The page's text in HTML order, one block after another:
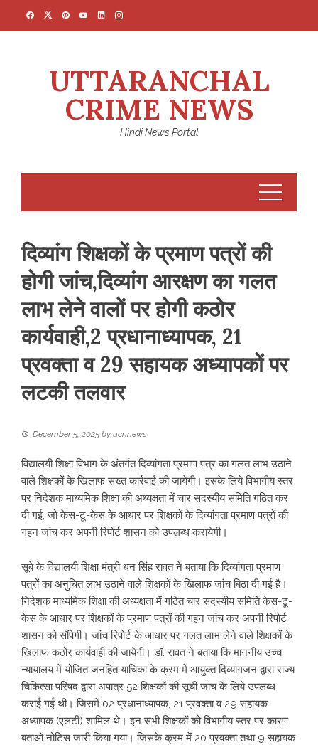
UTTARANCHAL
CRIME NEWS
Hindi News Portal
दिव्यांग शिक्षकों के प्रमाण पत्रों की
होगी जांच,दिव्यांग आरक्षण का गलत
लाभ लेने वालों पर होगी कठोर
कार्यवाही,2 प्रधानाध्यापक, 21
प्रवक्ता व 29 सहायक अध्यापकों पर
लटकी तलवार
December 5, 2025 by ucnnews
विद्यालयी शिक्षा विभाग के अंतर्गत दिव्यांगता प्रमाण पत्र का गलत लाभ उठाने
वाले शिक्षकों के खिलाफ सख्त कार्रवाई की जायेगी। इसके लिये विभागीय स्तर
पर निदेशक माध्यमिक शिक्षा की अध्यक्षता में चार सदस्यीय समिति गठित कर
दी गई, जो केस-टू-केस के आधार पर शिक्षकों के दिव्यांगता प्रमाण पत्रों की
गहन जांच कर अपनी रिपोर्ट शासन को उपलब्ध करायेगी।
सूबे के विद्यालयी शिक्षा मंत्री धन सिंह रावत ने बताया कि दिव्यांगता प्रमाण
पत्रों का अनुचित लाभ उठाने वाले शिक्षकों के खिलाफ जांच बिठा दी गई है।
निदेशक माध्यमिक शिक्षा की अध्यक्षता में गठित चार सदस्यीय समिति केस-टू-
केस के आधार पर शिक्षकों के प्रमाण पत्रों की गहन जांच कर अपनी रिपोर्ट
शासन को सौंपेगी। जांच रिपोर्ट के आधार पर गलत लाभ लेने वाले शिक्षकों के
खिलाफ कठोर कार्यवाही की जायेगी। डॉ. रावत ने बताया कि माननीय उच्च
न्यायालय में योजित जनहित याचिका के क्रम में आयुक्त दिव्यांगजन द्वारा राज्य
चिकित्सा परिषद द्वारा अपात्र 52 शिक्षकों की सूची जांच के लिये उपलब्ध
कराई गई थी। जिसमें 02 प्रधानाध्यापक, 21 प्रवक्ता व 29 सहायक
अध्यापक (एलटी) शामिल थे। इन सभी शिक्षकों को विभागीय स्तर पर कारण
बताओ नोटिस जारी किया गया। जिसके क्रम में 20 प्रवक्ता तथा 9 सहायक